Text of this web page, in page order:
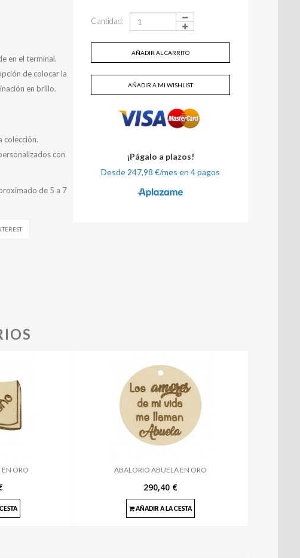
en el terminal.
de colocar la
en brillo.
colección.
con
de 5 a 7
Cantidad:
AÑADIR AL CARRITO
AÑADIR A MI WISHLIST
ORO ABALORIO ABUELA EN ORO
290,40 €
AÑADIR A LA CESTA